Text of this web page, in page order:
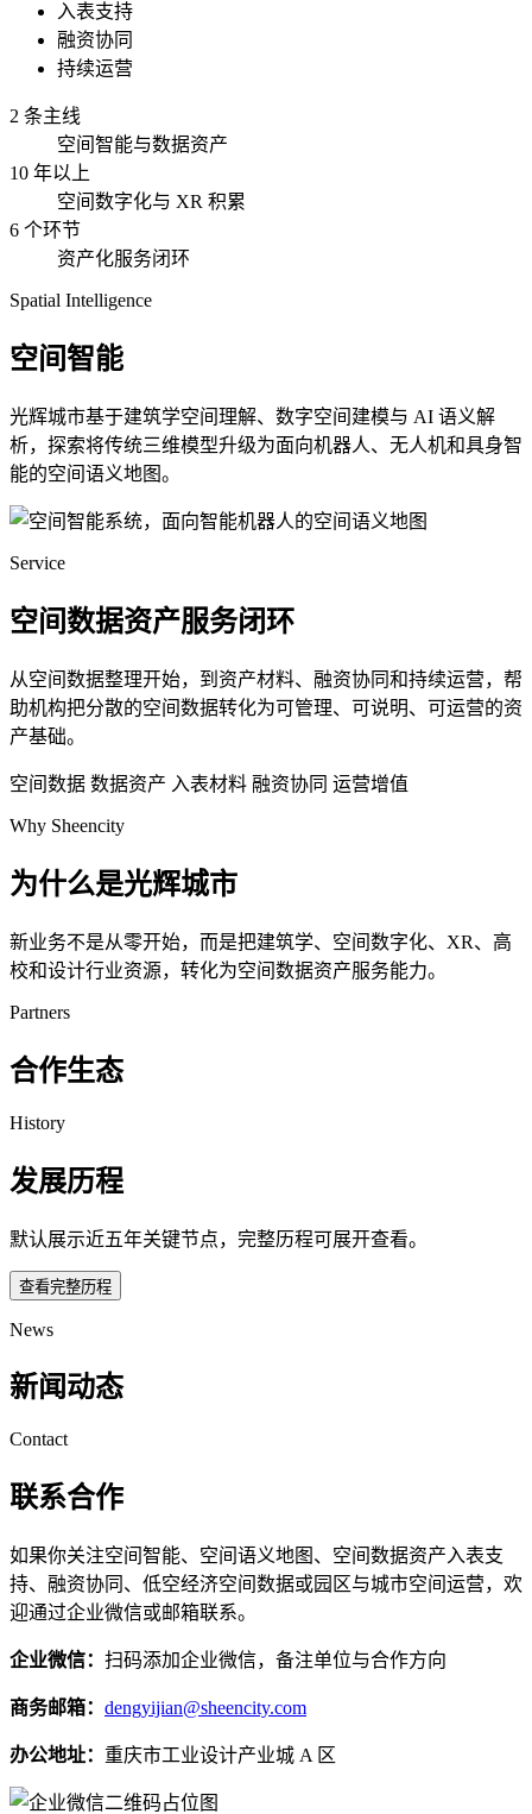
入表支持
融资协同
持续运营
2 条主线
空间智能与数据资产
10 年以上
空间数字化与 XR 积累
6 个环节
资产化服务闭环
Spatial Intelligence
空间智能
光辉城市基于建筑学空间理解、数字空间建模与 AI 语义解
析，探索将传统三维模型升级为面向机器人、无人机和具身智
能的空间语义地图。
Service
空间数据资产服务闭环
从空间数据整理开始，到资产材料、融资协同和持续运营，帮
助机构把分散的空间数据转化为可管理、可说明、可运营的资
产基础。
空间数据 数据资产 入表材料 融资协同 运营增值
Why Sheencity
为什么是光辉城市
新业务不是从零开始，而是把建筑学、空间数字化、XR、高
校和设计行业资源，转化为空间数据资产服务能力。
Partners
合作生态
History
发展历程
默认展示近五年关键节点，完整历程可展开查看。
查看完整历程
News
新闻动态
Contact
联系合作
如果你关注空间智能、空间语义地图、空间数据资产入表支
持、融资协同、低空经济空间数据或园区与城市空间运营，欢
迎通过企业微信或邮箱联系。
企业微信： 扫码添加企业微信，备注单位与合作方向
商务邮箱： dengyijian@sheencity.com
办公地址： 重庆市工业设计产业城 A 区